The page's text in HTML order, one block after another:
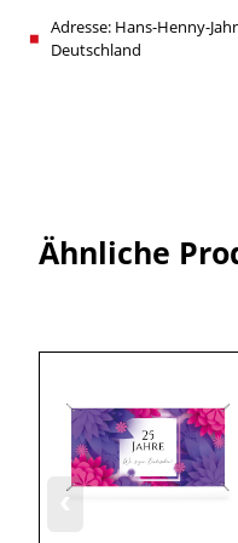
Adresse: Hans-Henny-
Deutschland
Ähnliche
‹